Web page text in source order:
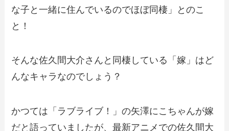
な子と一緒に住んでいるのでほぼ同棲」とのこ
と！
そんな佐久間大介さんと同棲している「嫁」はど
んなキャラなのでしょう？
かつては「ラブライブ！」の矢澤にこちゃんが嫁
だと語っていましたが、最新アニメでの佐久間大